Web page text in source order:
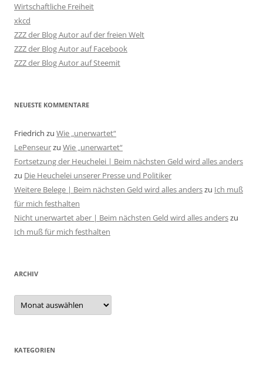
Wirtschaftliche Freiheit
xkcd
ZZZ der Blog Autor auf der freien Welt
ZZZ der Blog Autor auf Facebook
ZZZ der Blog Autor auf Steemit
NEUESTE KOMMENTARE
Friedrich zu Wie „unerwartet“
LePenseurzu Wie „unerwartet“
Fortsetzung der Heuchelei | Beim nächsten Geld wird alles anders
zu Die Heuchelei unserer Presse und Politiker
Weitere Belege | Beim nächsten Geld wird alles anderszu Ich muß
für mich festhalten
Nicht unerwartet aber | Beim nächsten Geld wird alles anderszu
Ich muß für mich festhalten
ARCHIV
Archiv
KATEGORIEN